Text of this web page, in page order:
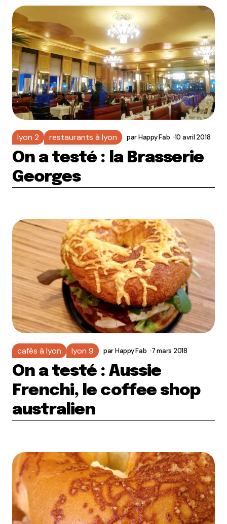
lyon 2 restaurants à lyon parHappy Fab 10 avril 2018
On a testé : la Brasserie
Georges
cafés à lyon lyon 9 parHappy Fab 7 mars 2018
On a testé : Aussie
Frenchi, le coffee shop
australien